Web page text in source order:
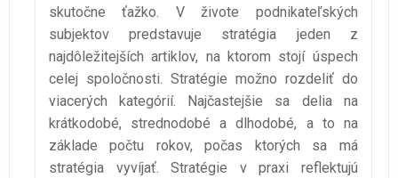
skutočne ťažko. V živote podnikateľských
subjektov predstavuje stratégia jeden z
najdôležitejších artiklov, na ktorom stojí úspech
celej spoločnosti. Stratégie možno rozdeliť do
viacerých kategórií. Najčastejšie sa delia na
krátkodobé, strednodobé a dlhodobé, a to na
základe počtu rokov, počas ktorých sa má
stratégia vyvíjať. Stratégie v praxi reflektujú